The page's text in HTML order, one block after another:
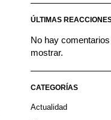
ÚLTIMAS
No hay
mostrar.
CATEGORÍAS
Actualidad